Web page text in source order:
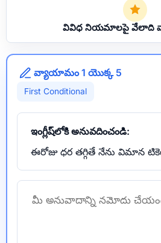
వివిధ నియమాలపై వేలాది
వ్యాయామం 1 యొక్క 5
First Conditional
ఇంగ్లీష్‌లోకి అనువదించండి:
ఈరోజు ధర తగ్గితే నేను విమాన